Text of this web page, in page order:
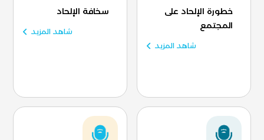
خطورة الإلحاد على
المجتمع
شاهد المزيد
سخافة الإلحاد
شاهد المزيد